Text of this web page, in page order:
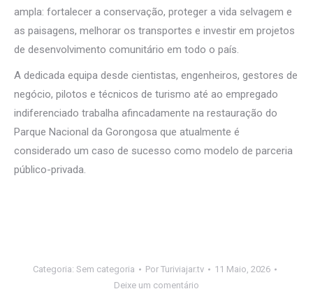
ampla: fortalecer a conservação, proteger a vida selvagem e
as paisagens, melhorar os transportes e investir em projetos
de desenvolvimento comunitário em todo o país.
A dedicada equipa desde cientistas, engenheiros, gestores de
negócio, pilotos e técnicos de turismo até ao empregado
indiferenciado trabalha afincadamente na restauração do
Parque Nacional da Gorongosa que atualmente é
considerado um caso de sucesso como modelo de parceria
público-privada.
Categoria: Sem categoria Por Turiviajar.tv
11 Maio, 2026
Deixe um comentário